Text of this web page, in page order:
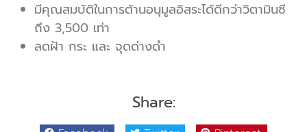
มีคุณสมบัติในการต้านอนุมูลอิสระได้ดีกว่าวิตามินซี
ถึง 3,500 เท่า
ลดฝ้า กระ และ จุดด่างดำ
Share: